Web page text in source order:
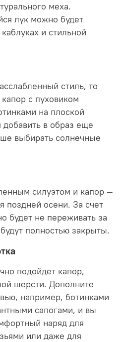
меха.
лук можно будет
и стильной
стиль, то
с пуховиком
на плоской
в образ еще
выбирать солнечные
силуэтом и капор —
поздней осени. За счет
будет не переживать за
полностью закрыты.
подойдет капор,
шерсти. Дополните
например, ботинками
сапогами, и вы
наряд для
или даже для